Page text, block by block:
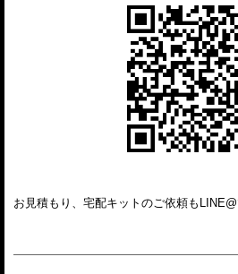
お見積もり、宅配キットのご依頼もLINE@